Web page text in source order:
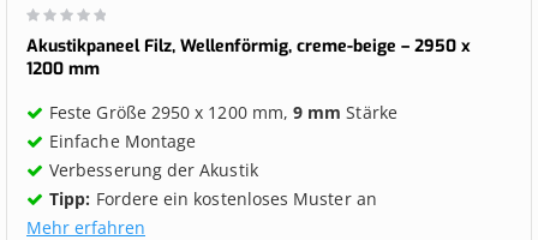
Wertung:
0%
Akustikpaneel Filz, Wellenförmig, creme-beige – 2950 x
1200 mm
Feste Größe 2950 x 1200 mm,9 mm Stärke
Einfache Montage
Verbesserung der Akustik
Tipp: Fordere ein kostenloses Muster an
Mehr erfahren